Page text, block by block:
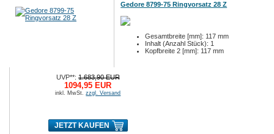
Gedore 8799-75 Ringvorsatz 28 Z
Gesamtbreite [mm]: 117 mm
Inhalt (Anzahl Stück): 1
Kopfbreite 2 [mm]: 117 mm
UVP**:1.683,90 EUR
1094,95 EUR
inkl. MwSt.zzgl. Versand
JETZT KAUFEN